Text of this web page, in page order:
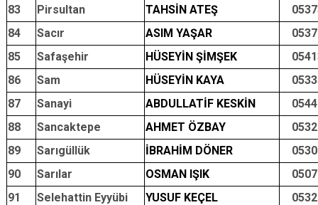
83
Pirsultan TAHSİN ATEŞ
84
Sacır ASIM YAŞAR
85
Safaşehir HÜSEYİN ŞİMŞEK
86
Sam HÜSEYİN KAYA
87
Sanayi ABDULLATİF KESKİN
88
Sancaktepe AHMET ÖZBAY
89
Sarıgüllük İBRAHİM DÖNER
90
Sarılar OSMAN IŞIK
91
Selehattin Eyyübi YUSUF KEÇEL